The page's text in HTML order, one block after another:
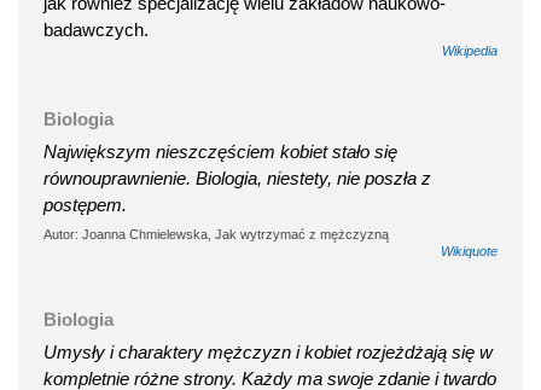
badawczych.
Wikipedia
Biologia
Największym nieszczęściem kobiet stało się
równouprawnienie. Biologia, niestety, nie poszła z
postępem.
Autor: Joanna Chmielewska, Jak wytrzymać z mężczyzną
Wikiquote
Biologia
Umysły i charaktery mężczyzn i kobiet rozjeżdżają się w
kompletnie różne strony. Każdy ma swoje zdanie i twardo